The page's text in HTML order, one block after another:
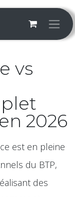
vs
2026
est en pleine
du BTP,
des